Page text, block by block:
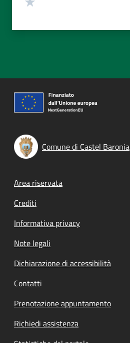
Comune di Castel Baronia
Footer menu
Area riservata
Crediti
Informativa privacy
Note legali
Dichiarazione di accessibilità
Contatti
Prenotazione appuntamento
Richiedi assistenza